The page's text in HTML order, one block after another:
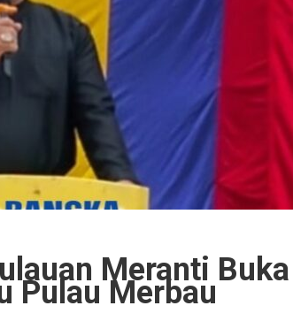
Meranti Buka
Pulau Merbau